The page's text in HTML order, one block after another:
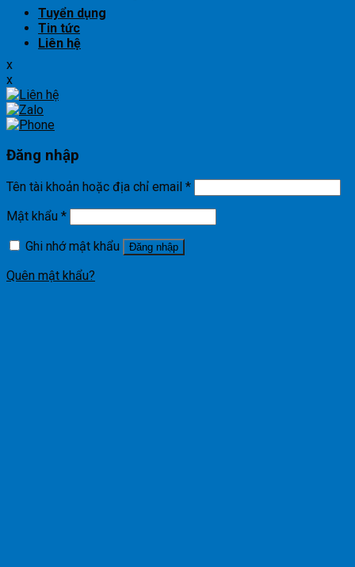
Tuyển dụng
Tin tức
Liên hệ
x
x
Đăng nhập
Tên tài khoản hoặc địa chỉ email *
Mật khẩu *
Ghi nhớ mật khẩu
Đăng nhập
Quên mật khẩu?